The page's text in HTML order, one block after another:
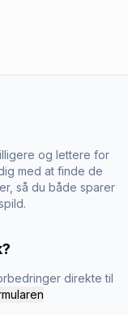
og lettere for
med at finde de
så du både sparer
direkte til